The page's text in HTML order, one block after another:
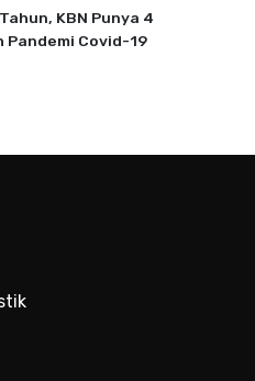
KBN Punya 4
Covid-19